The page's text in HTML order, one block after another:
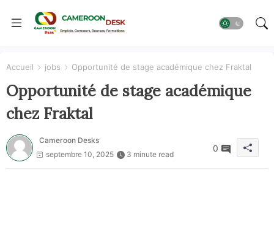
Accueil jobs Opportunité de stage académique chez Fraktal
Opportunité de stage académique
chez Fraktal
Cameroon Desks
septembre 10, 2025
3 minute read
0